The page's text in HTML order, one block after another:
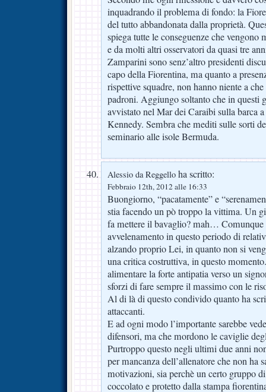
inquadrando il problema di fondo: la
del tutto abbandonata dalla proprietà.
spiega tutte le conseguenze che vengono
e da molti altri osservatori da quasi tre
Zamparini sono senz’altro presidenti
capo della Fiorentina, ma quanto a
rispettive squadre, non hanno niente a
padroni. Aggiungo soltanto che in questi
avvistato nel Mar dei Caraibi sulla barca
Kennedy. Sembra che mediti sulle sorti
seminario alle isole Bermuda.
Alessio da Reggello ha scritto:
Febbraio 12th, 2012 alle 16:33
Buongiorno, “pacatamente” e
stia facendo un pò troppo la vittima. Un
fa mettere il bavaglio? mah…
avvelenamento in questo periodo di
alzando proprio Lei, in quanto non si
una critica costruttiva, in questo
alimentare la forte antipatia verso un
sforzi di fare sempre il massimo con le
Al di là di questo condivido quanto ha
attaccanti.
E ad ogni modo l’importante sarebbe
difensori, ma che mordono le caviglie
Purtroppo questo negli ultimi due anni
per mancanza dell’allenatore che non ha
motivazioni, sia perchè un certo gruppo
coccolato e protetto dalla stampa